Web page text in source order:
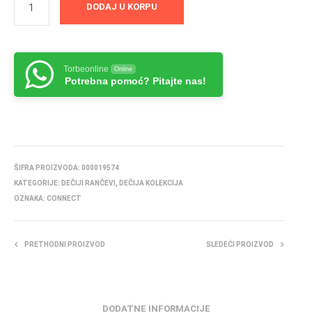
DODAJ U KORPU
Torbeonline Online
Potrebna pomoć? Pitajte nas!
ŠIFRA PROIZVODA: 000019574
KATEGORIJE: DEČIJI RANČEVI
DEČIJA KOLEKCIJA
OZNAKA: CONNECT
PRETHODNI PROIZVOD SLEDEĆI PROIZVOD
DODATNE INFORMACIJE